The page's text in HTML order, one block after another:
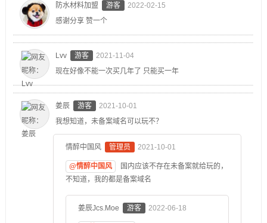
防水材料加盟 游客
2022-02-15
感谢分享 赞一个
Lvv 游客
2021-11-04
现在好像不能一次买几年了 只能买一年
姜辰 游客
2021-10-01
我想知道，未备案域名可以玩不？
情醉中国风 管理员 2021-10-01
@情醉中国风
国内应该不存在未备案就给玩的，
不知道，我的都是备案域名
姜辰Jcs.Moe 游客 2022-06-18